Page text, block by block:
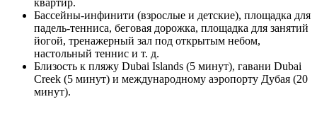
квартир.
Бассейны-инфинити (взрослые и детские), площадка для
падель-тенниса, беговая дорожка, площадка для занятий
йогой, тренажерный зал под открытым небом,
настольный теннис и т. д.
Близость к пляжу Dubai Islands (5 минут), гавани Dubai
Creek (5 минут) и международному аэропорту Дубая (20
минут).